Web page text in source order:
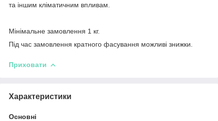
та іншим кліматичним впливам.
Мінімальне замовлення 1 кг.
Під час замовлення кратного фасування можливі знижки.
Приховати
Характеристики
Основні